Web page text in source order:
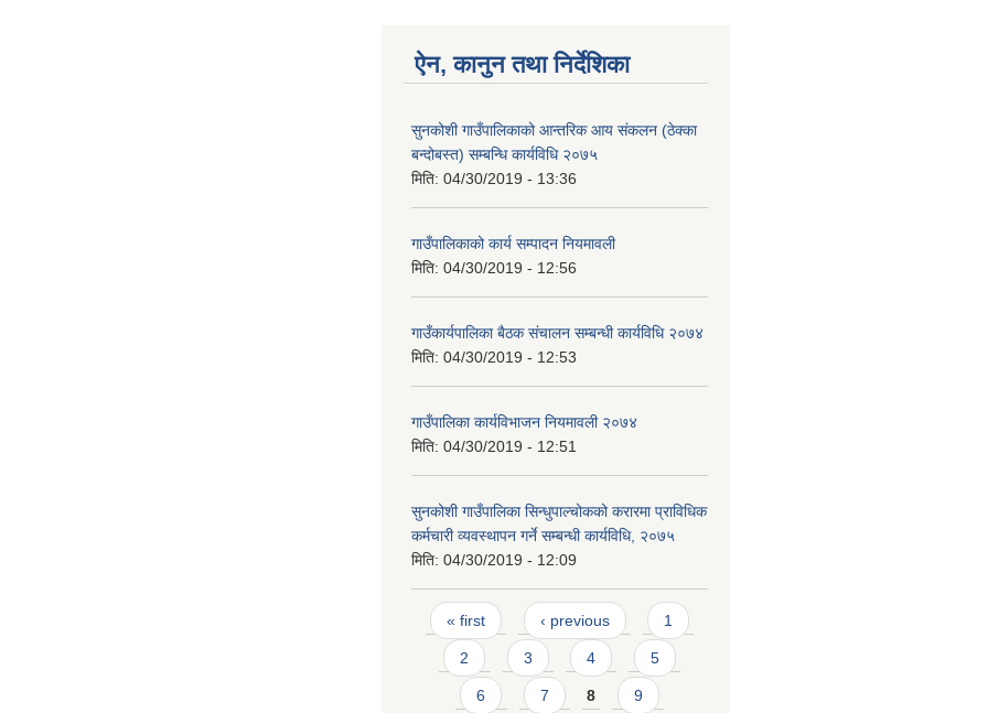
ऐन, कानुन तथा निर्देशिका
सुनकोशी गाउँपालिकाको आन्तरिक आय संकलन (ठेक्का
बन्दोबस्त) सम्बन्धि कार्यविधि २०७५
मिति: 04/30/2019 - 13:36
गाउँपालिकाको कार्य सम्पादन नियमावली
मिति: 04/30/2019 - 12:56
गाउँकार्यपालिका बैठक संचालन सम्बन्धी कार्यविधि २०७४
मिति: 04/30/2019 - 12:53
गाउँपालिका कार्यविभाजन नियमावली २०७४
मिति: 04/30/2019 - 12:51
सुनकोशी गाउँपालिका सिन्धुपाल्चोकको करारमा प्राविधिक
कर्मचारी व्यवस्थापन गर्ने सम्बन्धी कार्यविधि, २०७५
मिति: 04/30/2019 - 12:09
Pages
« first ‹ previous 1
2 3 4 5
6 7 8 9